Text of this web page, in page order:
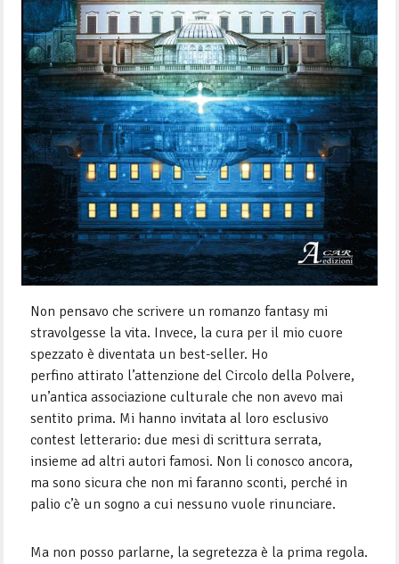
Non pensavo che scrivere un romanzo fantasy mi
stravolgesse la vita. Invece, la cura per il mio cuore
spezzato è diventata un best-seller. Ho
perfino attirato l’attenzione del Circolo della Polvere,
un’antica associazione culturale che non avevo mai
sentito prima. Mi hanno invitata al loro esclusivo
contest letterario: due mesi di scrittura serrata,
insieme ad altri autori famosi. Non li conosco ancora,
ma sono sicura che non mi faranno sconti, perché in
palio c’è un sogno a cui nessuno vuole rinunciare.
Ma non posso parlarne, la segretezza è la prima regola.